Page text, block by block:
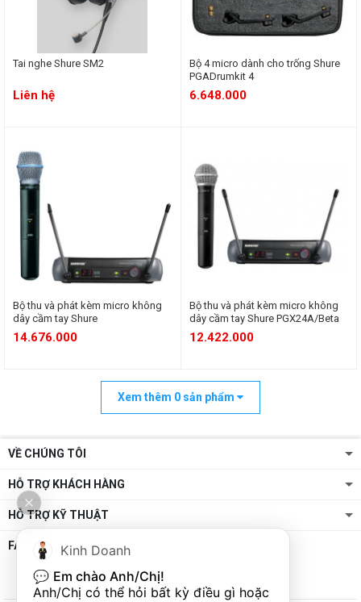
Tai nghe Shure SM2
Liên hệ
Bộ 4 micro dành cho trống Shure
PGADrumkit 4
6.648.000
Bộ thu và phát kèm micro không
dây cầm tay Shure
PGX24A/Beta87
14.676.000
Bộ thu và phát kèm micro không
dây cầm tay Shure PGX24A/Beta
58
12.422.000
Xem thêm 0 sản phẩm
VỀ CHÚNG TÔI
HỖ TRỢ KHÁCH HÀNG
HỖ TRỢ KỸ THUẬT
FANPAGE
Kinh Doanh
💬 Em chào Anh/Chị!
Anh/Chị có thể hỏi bất kỳ điều gì hoặc